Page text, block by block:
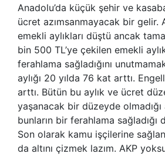
Anadolu’da küçük şehir ve
ücret azımsanmayacak bir gelir.
emekli aylıkları düştü ancak
bin 500 TL’ye çekilen emekli
ferahlama sağladığını
aylığı 20 yılda 76 kat arttı.
arttı. Bütün bu aylık ve ücret
yaşanacak bir düzeyde
bunların bir ferahlama sağladığı
Son olarak kamu işçilerine
da altını çizmek lazım. AKP